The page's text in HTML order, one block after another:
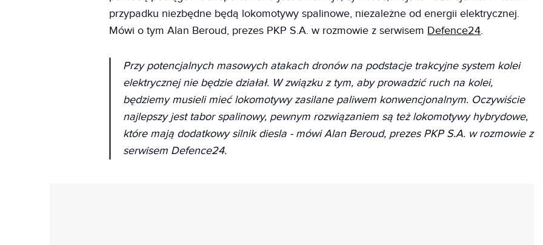
przypadku niezbędne będą lokomotywy spalinowe, niezależne od energii elektrycznej.
Mówi o tym Alan Beroud, prezes PKP S.A. w rozmowie z serwisem Defence24.
Przy potencjalnych masowych atakach dronów na podstacje trakcyjne system kolei
elektrycznej nie będzie działał. W związku z tym, aby prowadzić ruch na kolei,
będziemy musieli mieć lokomotywy zasilane paliwem konwencjonalnym. Oczywiście
najlepszy jest tabor spalinowy, pewnym rozwiązaniem są też lokomotywy hybrydowe,
które mają dodatkowy silnik diesla - mówi Alan Beroud, prezes PKP S.A. w rozmowie z
serwisem Defence24.